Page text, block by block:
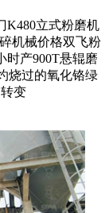
K480立式粉磨机
机械价格双飞粉
时产900T悬辊磨
烧过的氧化铬绿
变